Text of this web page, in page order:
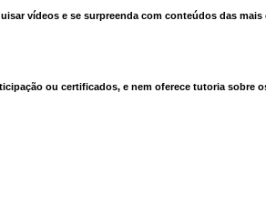
vídeos e se surpreenda com conteúdos das
ou certificados, e nem oferece tutoria